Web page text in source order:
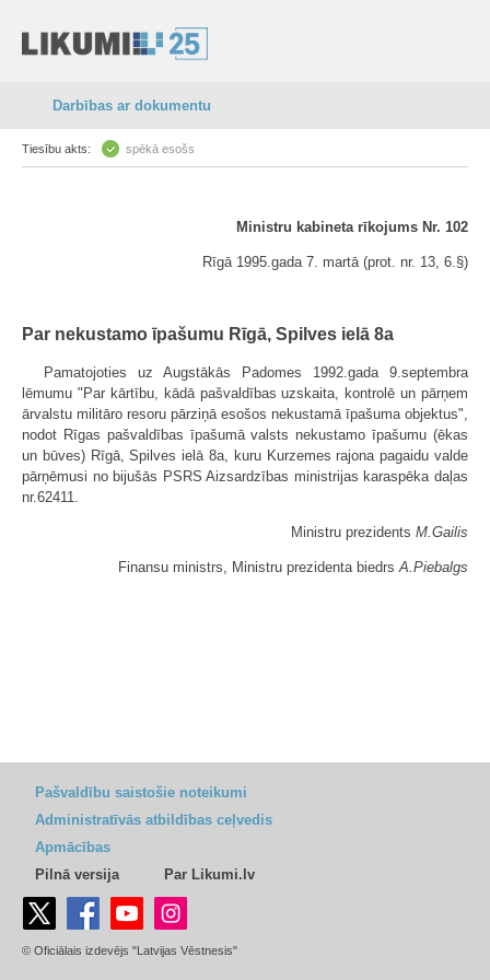
Darbības ar dokumentu
Tiesību akts: spēkā esošs
Ministru kabineta rīkojums Nr. 102
Rīgā 1995.gada 7. martā (prot. nr. 13, 6.§)
Par nekustamo īpašumu Rīgā, Spilves ielā 8a
Pamatojoties uz Augstākās Padomes 1992.gada 9.septembra
lēmumu "Par kārtību, kādā pašvaldības uzskaita, kontrolē un pārņem
ārvalstu militāro resoru pārziņā esošos nekustamā īpašuma objektus",
nodot Rīgas pašvaldības īpašumā valsts nekustamo īpašumu (ēkas
un būves) Rīgā, Spilves ielā 8a, kuru Kurzemes rajona pagaidu valde
pārņēmusi no bijušās PSRS Aizsardzības ministrijas karaspēka daļas
nr.62411.
Ministru prezidents M.Gailis
Finansu ministrs, Ministru prezidenta biedrsA.Piebalgs
Pašvaldību saistošie noteikumi
Administratīvās atbildības ceļvedis
Apmācības
Pilnā versija
Par Likumi.lv
© Oficiālais izdevējs "Latvijas Vēstnesis"